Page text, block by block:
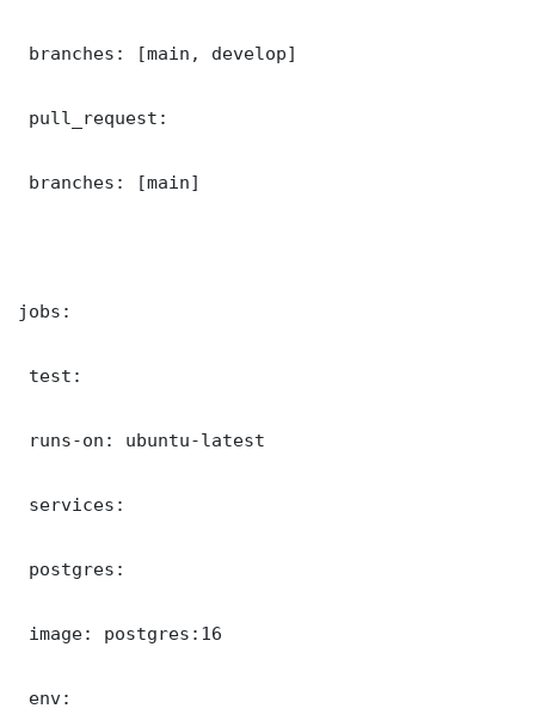
branches: [main, develop]
pull_request:
branches: [main]
jobs:
test:
runs-on: ubuntu-latest
services:
postgres:
image: postgres:16
env: